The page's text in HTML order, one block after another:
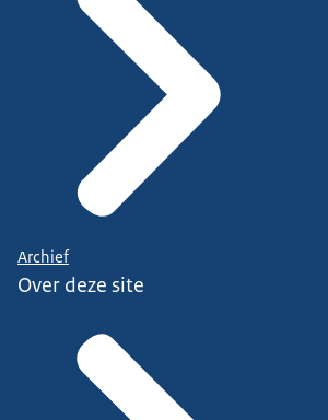
Archief
Over deze site